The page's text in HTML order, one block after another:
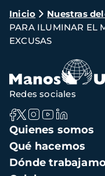
Ruta
de
navegación
Inicio Nuestras
PARA ILUMINAR EL
EXCUSAS
Navegación
principal
Quienes somos
Qué hacemos
Dónde
Redes sociales